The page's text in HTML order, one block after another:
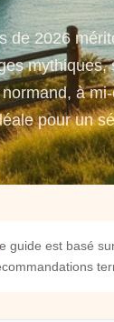
de 2026
à
pour un
guide est basé